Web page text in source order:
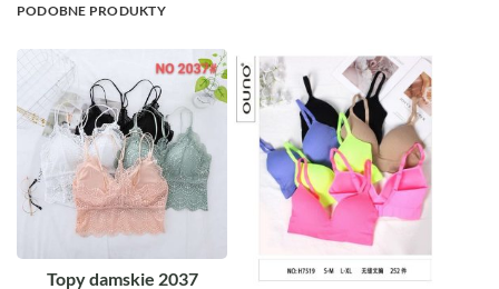
PODOBNE PRODUKTY
Topy damskie 2037